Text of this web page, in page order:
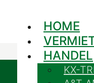
HOME
HANDEL
KX-